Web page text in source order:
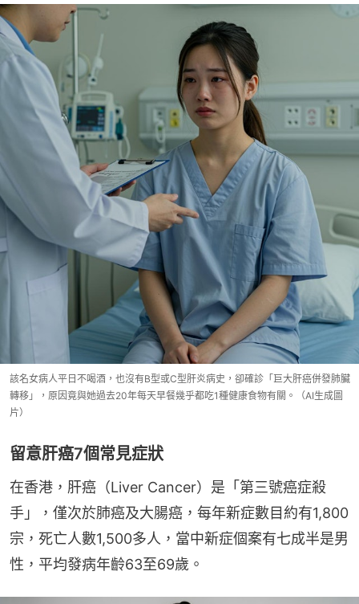
該名女病人平日不喝酒，也沒有B型或C型肝炎病史，卻確診「巨大肝癌併發肺臟
轉移」，原因竟與她過去20年每天早餐幾乎都吃1種健康食物有關。（AI生成圖
片）
留意肝癌7個常見症狀
在香港，肝癌（Liver Cancer）是「第三號癌症殺
手」，僅次於肺癌及大腸癌，每年新症數目約有1,800
宗，死亡人數1,500多人，當中新症個案有七成半是男
性，平均發病年齡63至69歲。